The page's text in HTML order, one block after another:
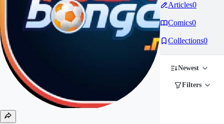
Articles0
Comics0
Collections0
Newest
Filters